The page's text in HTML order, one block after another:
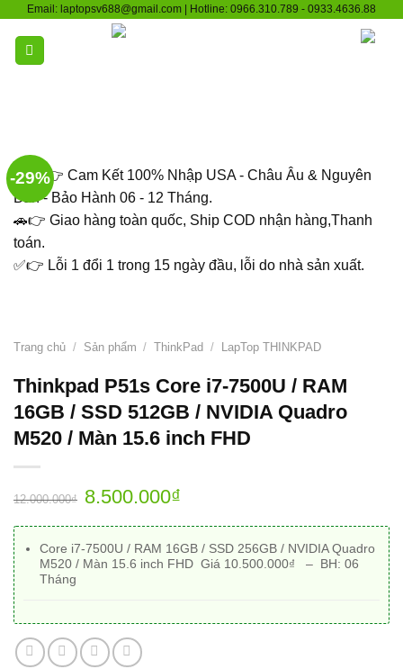
content
Email: laptopsv688@gmail.com | Hotline: 0966.310.789 - 0933.4636.88
-29%
🇻🇳 👉 Cam Kết 100% Nhập USA - Châu Âu & Nguyên
Bản - Bảo Hành 06 - 12 Tháng.
🚗👉 Giao hàng toàn quốc, Ship COD nhận hàng,Thanh
toán.
✅👉 Lỗi 1 đổi 1 trong 15 ngày đầu, lỗi do nhà sản xuất.
Trang chủ / Sản phẩm / ThinkPad / LapTop THINKPAD
Thinkpad P51s Core i7-7500U / RAM
16GB / SSD 512GB / NVIDIA Quadro
M520 / Màn 15.6 inch FHD
12.000.000₫ 8.500.000₫
Core i7-7500U / RAM 16GB / SSD 256GB / NVIDIA Quadro
M520 / Màn 15.6 inch FHD Giá 10.500.000₫ – BH: 06
Tháng